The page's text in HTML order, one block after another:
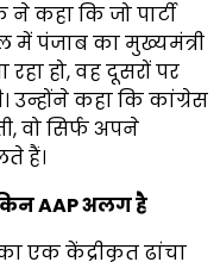
कहा कि जो पार्टी
पंजाब का मुख्यमंत्री
रहा हो, वह दूसरों पर
कहा कि कांग्रेस
वो सिर्फ अपने
हैं।
AAPअलग है
का एक केंद्रीकृत ढांचा